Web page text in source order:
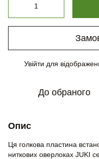
Увійти для
До обраного
Опис
Ця голкова пластина
ниткових оверлоках JUKI